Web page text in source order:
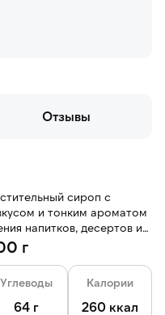
Отзывы
сироп с
и тонким ароматом
напитков, десертов и
г
Углеводы
64 г
Калории
260 ккал